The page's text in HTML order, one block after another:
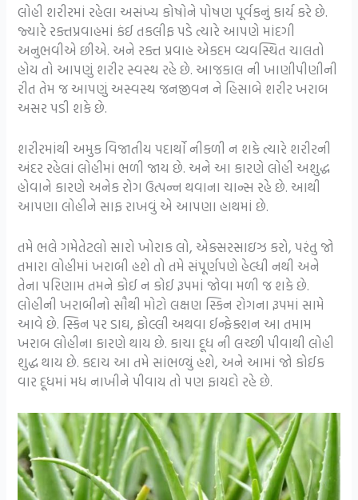
લોહી શરીરમાં રહેલા અસંખ્ય કોષોને પોષણ પૂર્વકનું કાર્ય કરે છે.
જ્યારે રક્તપ્રવાહમાં કંઈ તકલીફ પડે ત્યારે આપણે માંદગી
અનુભવીએ છીએ. અને રક્ત પ્રવાહ એકદમ વ્યવસ્થિત ચાલતો
હોય તો આપણું શરીર સ્વસ્થ રહે છે. આજકાલ ની ખાણીપીણીની
રીત તેમ જ આપણું અસ્વસ્થ જનજીવન ને હિસાબે શરીર ખરાબ
અસર પડી શકે છે.
શરીરમાંથી અમુક વિજાતીય પદાર્થો નીકળી ન શકે ત્યારે શરીરની
અંદર રહેલાં લોહીમાં ભળી જાય છે. અને આ કારણે લોહી અશુદ્ધ
હોવાને કારણે અનેક રોગ ઉત્પન્ન થવાના ચાન્સ રહે છે. આથી
આપણા લોહીને સાફ રાખવું એ આપણા હાથમાં છે.
તમે ભલે ગમેતેટલો સારો ખોરાક લો, એક્સરસાઇઝ કરો, પરંતુ જો
તમારા લોહીમાં ખરાબી હશે તો તમે સંપૂર્ણપણે હેલ્ધી નથી અને
તેના પરિણામ તમને કોઈ ન કોઈ રૂપમાં જોવા મળી જ શકે છે.
લોહીની ખરાબીનો સૌથી મોટો લક્ષણ સ્કિન રોગના રૂપમાં સામે
આવે છે. સ્કિન પર ડાઘ, ફોલ્લી અથવા ઈન્ફેક્શન આ તમામ
ખરાબ લોહીના કારણે થાય છે. કાચા દૂધ ની લચ્છી પીવાથી લોહી
શુદ્ધ થાય છે. કદાચ આ તમે સાંભળ્યું હશે, અને આમાં જો કોઈક
વાર દૂધમાં મધ નાખીને પીવાય તો પણ ફાયદો રહે છે.